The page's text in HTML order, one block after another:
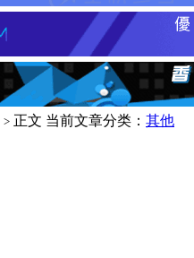
> 正文 当前文章分类： 其他